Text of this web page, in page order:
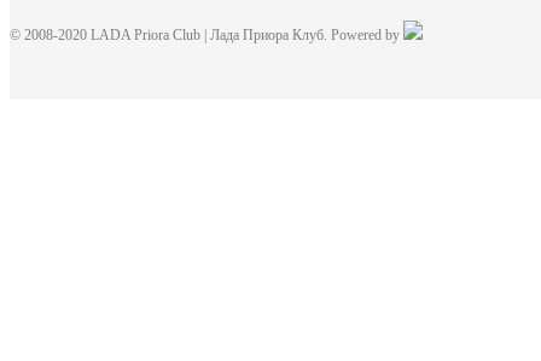
© 2008-2020 LADA Priora Club | Лада Приора Клуб. Powered by